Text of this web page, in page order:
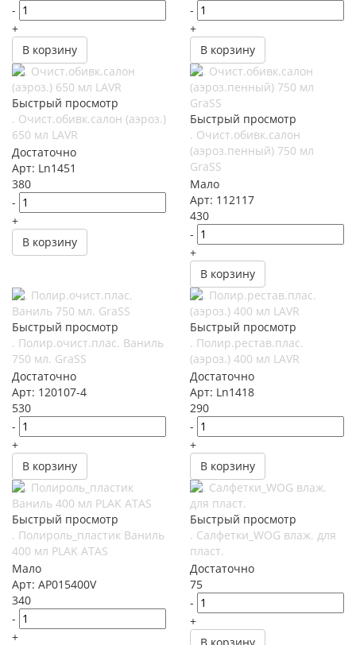
-
+
В корзину
-
+
В корзину
Быстрый просмотр
. Очист.обивк.салон (аэроз.)
650 мл LAVR
Достаточно
Арт: Ln1451
380
-
+
В корзину
Быстрый просмотр
. Очист.обивк.салон
(аэроз.пенный) 750 мл
GraSS
Мало
Арт: 112117
430
-
+
В корзину
Быстрый просмотр
. Полир.очист.плас. Ваниль
750 мл. GraSS
Достаточно
Арт: 120107-4
530
-
+
В корзину
Быстрый просмотр
. Полир.рестав.плас.
(аэроз.) 400 мл LAVR
Достаточно
Арт: Ln1418
290
-
+
В корзину
Быстрый просмотр
. Полироль_пластик Ваниль
400 мл PLAK ATAS
Мало
Арт: AP015400V
340
-
+
Быстрый просмотр
. Салфетки_WOG влаж. для
пласт.
Достаточно
75
-
+